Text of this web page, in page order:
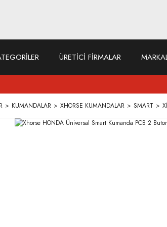
ÜRETİCİ FİRMALAR
KUMANDALAR XHORSE KUMANDALAR SMART